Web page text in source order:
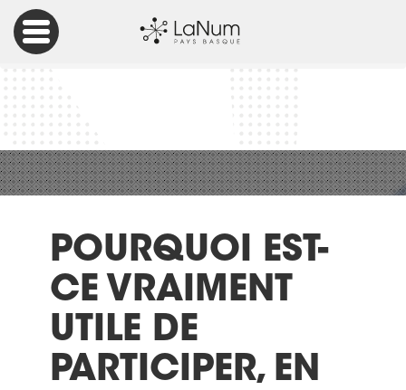
Accueil
Pourquoi est-ce vraiment utile de participer, en mars,
POURQUOI EST-
CE VRAIMENT
UTILE DE
PARTICIPER, EN